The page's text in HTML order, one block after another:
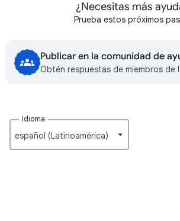
¿Necesitas más
Prueba estos próximos
Publicar en la comunidad de
Obtén respuestas de miembros de
Idioma
español (Latinoamérica)‎